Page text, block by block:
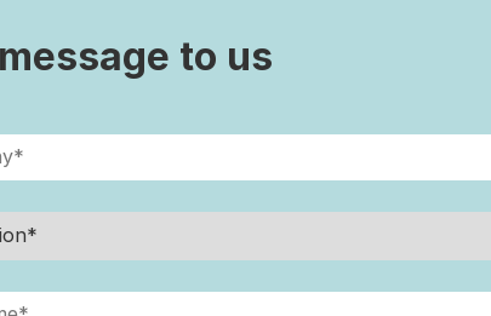
to us